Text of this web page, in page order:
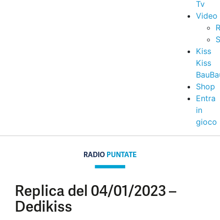
Tv
Video
Kiss
Kiss
Shop
Entra
in
gioco
RADIO PUNTATE
Replica del 04/01/2023 –
Dedikiss